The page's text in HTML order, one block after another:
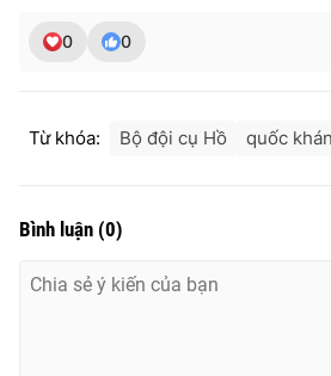
thông tin từ website này.
0 0
Từ khóa: Bộ đội cụ Hồ quốc
Bình luận (0)